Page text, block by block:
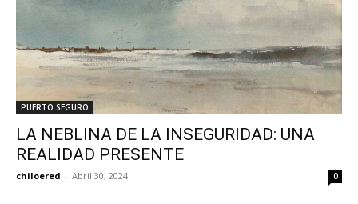
PUERTO SEGURO
LA NEBLINA DE LA INSEGURIDAD: UNA
REALIDAD PRESENTE
chiloered - Abril 30, 2024 0